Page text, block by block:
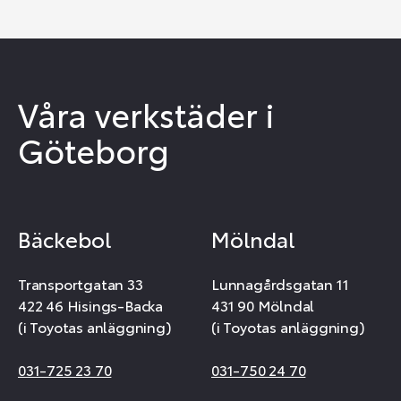
Våra verkstäder i
Göteborg
Bäckebol
Transportgatan 33
422 46 Hisings-Backa
(i Toyotas anläggning)
031-725 23 70
Mölndal
Lunnagårdsgatan 11
431 90 Mölndal
(i Toyotas anläggning)
031-750 24 70